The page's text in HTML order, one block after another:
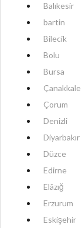
Balıkesir
bartin
Bilecik
Bolu
Bursa
Çanakkale
Çorum
Denizli
Diyarbakır
Düzce
Edirne
Elâzığ
Erzurum
Eskişehir